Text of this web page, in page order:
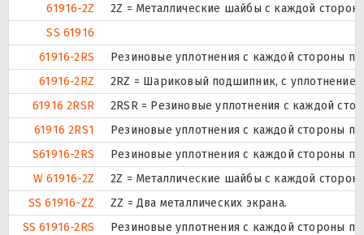
61916-2Z
2Z = Металлические шайбы с каждой
SS 61916
61916-2RS
Резиновые уплотнения с каждой стороны
61916-2RZ
2RZ = Шариковый подшипник, с
61916 2RSR
2RSR = Резиновые уплотнения с каждой
61916 2RS1
Резиновые уплотнения с каждой стороны
S61916-2RS
Резиновые уплотнения с каждой стороны
W 61916-2Z
2Z = Металлические шайбы с каждой
SS 61916-ZZ
ZZ = Два металлических экрана.
SS 61916-2RS
Резиновые уплотнения с каждой стороны